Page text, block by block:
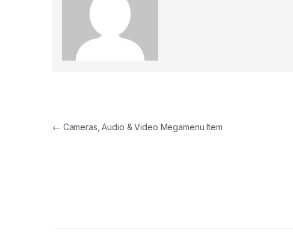
პოსტის ნავიგაცია
← Cameras, Audio & Video Megamenu Item